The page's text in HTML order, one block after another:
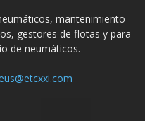
mantenimiento
gestores de flotas y para
de neumáticos.